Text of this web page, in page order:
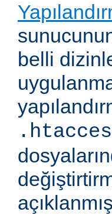
belli